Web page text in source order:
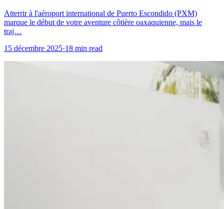
Atterrir à l'aéroport international de Puerto Escondido (PXM)
marque le début de votre aventure côtière oaxaquienne, mais le
traj…
15 décembre 2025·18 min read